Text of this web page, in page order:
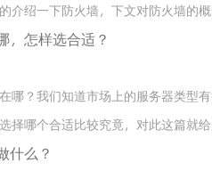
介绍一下防火墙，下文对防火墙的
，怎样选合适？
哪？我们知道市场上的服务器类型
择哪个合适比较究竟，对此这篇就
什么？